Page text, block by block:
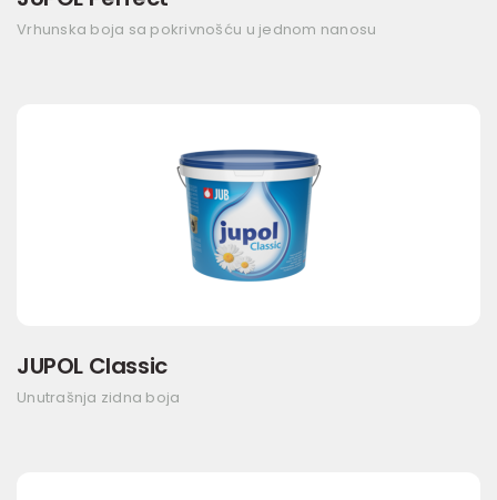
Vrhunska boja sa pokrivnošću u jednom nanosu
JUPOL Classic
Unutrašnja zidna boja